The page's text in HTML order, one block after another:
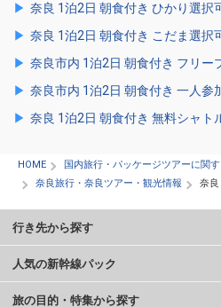
奈良 1泊2日 朝食付き ひかり選択
奈良 1泊2日 朝食付き こだま選択
奈良市内 1泊2日 朝食付き フリー
奈良市内 1泊2日 朝食付き 一人参
奈良 1泊2日 朝食付き 無料シャト
HOME
国内旅行・パッケージツアーに関
奈良旅行・奈良ツアー・観光情報
奈
行き先から探す
人気の新幹線パック
旅の目的・特集から探す